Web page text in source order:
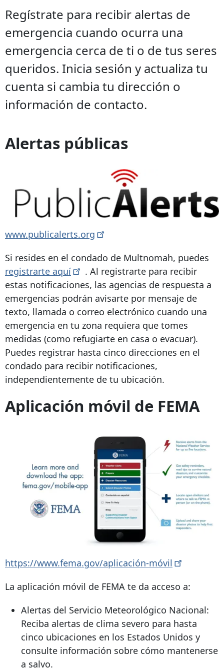
Regístrate para recibir alertas de
emergencia cuando ocurra una
emergencia cerca de ti o de tus seres
queridos. Inicia sesión y actualiza tu
cuenta si cambia tu dirección o
información de contacto.
Alertas públicas
www.publicalerts.org
Si resides en el condado de Multnomah, puedes
registrarte aquí
. Al registrarte para recibir
estas notificaciones, las agencias de respuesta a
emergencias podrán avisarte por mensaje de
texto, llamada o correo electrónico cuando una
emergencia en tu zona requiera que tomes
medidas (como refugiarte en casa o evacuar).
Puedes registrar hasta cinco direcciones en el
condado para recibir notificaciones,
independientemente de tu ubicación.
Aplicación móvil de FEMA
https://www.fema.gov/aplicación-móvil
La aplicación móvil de FEMA te da acceso a:
Alertas del Servicio Meteorológico Nacional:
Reciba alertas de clima severo para hasta
cinco ubicaciones en los Estados Unidos y
consulte información sobre cómo mantenerse
a salvo.